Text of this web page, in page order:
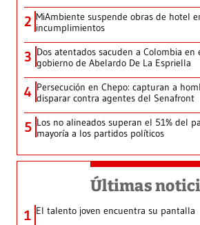
2 MiAmbiente suspende obras de hotel
incumplimientos
3 Dos atentados sacuden a Colombia
gobierno de Abelardo De La Espriella
4 Persecución en Chepo: capturan a
disparar contra agentes del Senafront
5 Los no alineados superan el 51% del
mayoría a los partidos políticos
Últimas
1 El talento joven encuentra su pantalla​